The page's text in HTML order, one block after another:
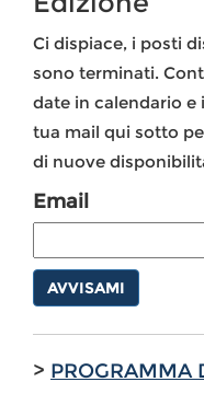
Ci dispiace, i posti
sono terminati.
date in calendario e
tua mail qui sotto
di nuove
Email
AVVISAMI
> PROGRAMMA